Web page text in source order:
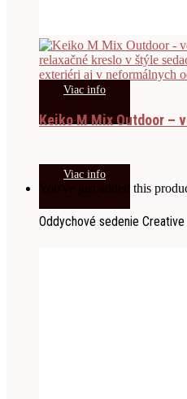
Viac info
Keiko M Mix Outdoor –
Viac info
You've just added this
Oddychové sedenie Creative